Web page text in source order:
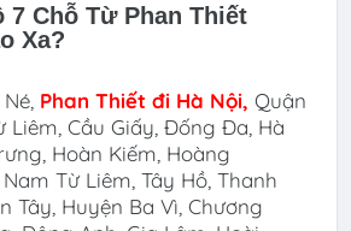
7 Chỗ Từ Phan Thiết
Xa?
Phan Thiết đi Hà Nội, Quận
Liêm, Cầu Giấy, Đống Đa, Hà
Hoàn Kiếm, Hoàng
Từ Liêm, Tây Hồ, Thanh
Tây, Huyện Ba Vì, Chương